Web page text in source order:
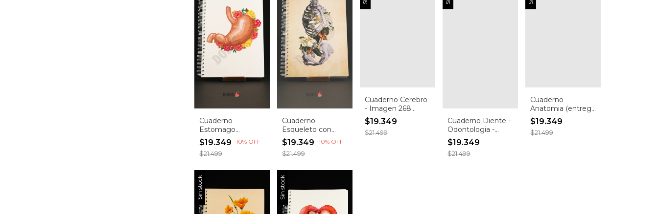
Cuaderno
Estomago
(Entrega
Inmediata)
$19.349 -10% OFF
$21.499
Cuaderno
Esqueleto con
Flores (Entrega
Inmediata)
$19.349 -10% OFF
$21.499
Cuaderno Cerebro
- Imagen 268
(Entrega
inmediata)
$19.349
$21.499
Cuaderno Diente -
Odontologia -
Imagen 326
(Entrega
inmediata)
$19.349
$21.499
Cuaderno
Anatomia (entrega
inmediata!)
$19.349
$21.499
Sin stock Sin stock